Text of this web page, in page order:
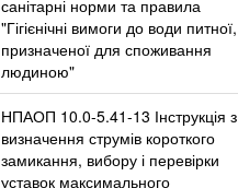
санітарні норми та правила
"Гігієнічні вимоги до води питної,
призначеної для споживання
людиною"
НПАОП 10.0-5.41-13 Інструкція з
визначення струмів короткого
замикання, вибору і перевірки
уставок максимального